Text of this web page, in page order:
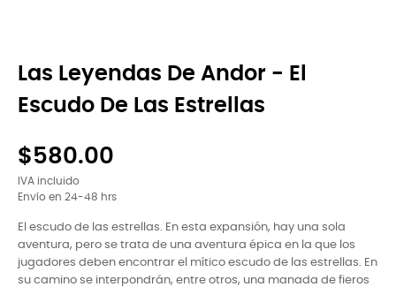
Las Leyendas De Andor - El
Escudo De Las Estrellas
$580.00
IVA incluido
Envío en 24-48 hrs
El escudo de las estrellas. En esta expansión, hay una sola
aventura, pero se trata de una aventura épica en la que los
jugadores deben encontrar el mítico escudo de las estrellas. En
su camino se interpondrán, entre otros, una manada de fieros